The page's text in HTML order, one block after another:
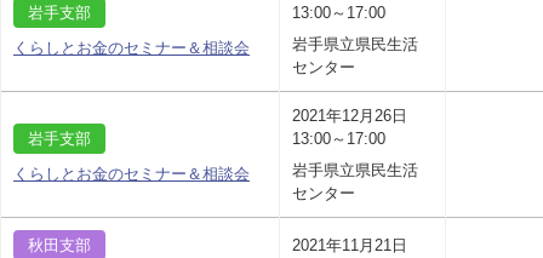
岩手支部
くらしとお金のセミナー＆相談会
13:00～17:00
岩手県立県民生活
センター
岩手支部
くらしとお金のセミナー＆相談会
2021年12月26日
13:00～17:00
岩手県立県民生活
センター
秋田支部
2021年11月21日